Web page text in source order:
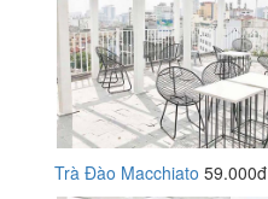
Trà Đào Macchiato 59.000đ